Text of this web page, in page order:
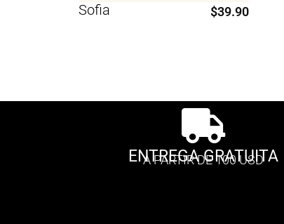
Sofia $39.90
ENTREGA GRATUITA
A PARTIR DE 100 USD